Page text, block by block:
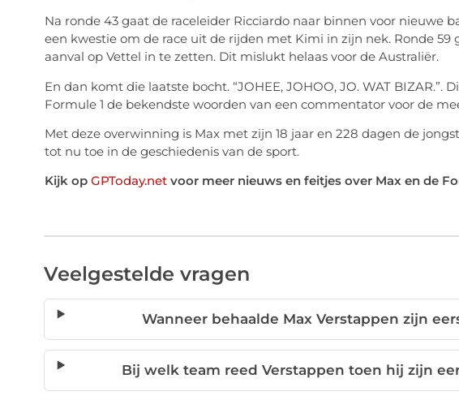
Na ronde 43 gaat de raceleider Ricciardo naar binnen voor nieuwe
een kwestie om de race uit de rijden met Kimi in zijn nek. Ronde 59
aanval op Vettel in te zetten. Dit mislukt helaas voor de Australiër.
En dan komt die laatste bocht. “JOHEE, JOHOO, JO. WAT BIZAR.”.
Formule 1 de bekendste woorden van een commentator voor de
Met deze overwinning is Max met zijn 18 jaar en 228 dagen de
tot nu toe in de geschiedenis van de sport.
Kijk op GPToday.netvoor meer nieuws en feitjes over Max en de
Veelgestelde vragen
Wanneer behaalde Max Verstappen zijn
Bij welk team reed Verstappen toen hij zijn